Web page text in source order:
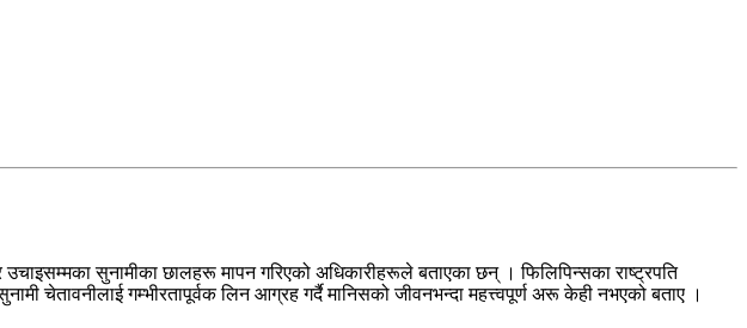
सुनामीका छालहरू मापन गरिएको अधिकारीहरूले बताएका छन् । फिलिपिन्सका राष्ट्रपति
चेतावनीलाई गम्भीरतापूर्वक लिन आग्रह गर्दै मानिसको जीवनभन्दा महत्त्वपूर्ण अरू केही नभएको बताए ।